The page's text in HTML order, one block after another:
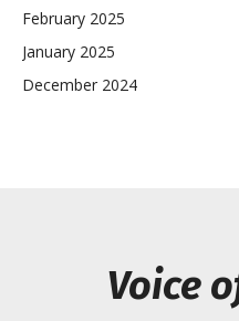
February 2025
January 2025
December 2024
Voice